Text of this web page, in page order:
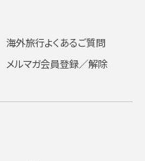
海外旅行よくあるご質問
メルマガ会員登録／解除